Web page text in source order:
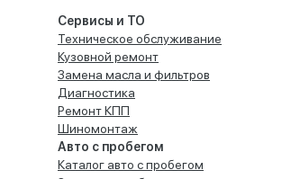
Сервисы и ТО
Техническое обслуживание
Кузовной ремонт
Замена масла и фильтров
Диагностика
Ремонт КПП
Шиномонтаж
Авто с пробегом
Каталог авто с пробегом